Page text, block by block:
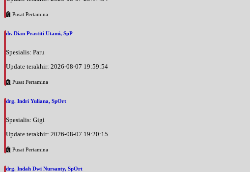
Pusat Pertamina
dr. Dian Prastiti Utami, SpP
Spesialis: Paru
Update terakhir: 2026-08-07 19:59:54
Pusat Pertamina
drg. Indri Yuliana, SpOrt
Spesialis: Gigi
Update terakhir: 2026-08-07 19:20:15
Pusat Pertamina
drg. Indah Dwi Nursanty, SpOrt